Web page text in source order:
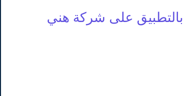
بالتطبيق على شركة هني